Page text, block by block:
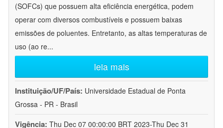
(SOFCs) que possuem alta eficiência energética, podem
operar com diversos combustíveis e possuem baixas
emissões de poluentes. Entretanto, as altas temperaturas de
uso (ao re...
leia mais
Instituição/UF/País: Universidade Estadual de Ponta
Grossa - PR - Brasil
Vigência: Thu Dec 07 00:00:00 BRT 2023-Thu Dec 31